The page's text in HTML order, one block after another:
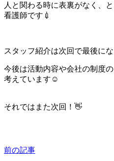
人と関わる時に表裏がなく、
看護師です💉
スタッフ紹介は次回で最後にな
今後は活動内容や会社の制度
考えています☺
それではまた次回！👋
前の記事